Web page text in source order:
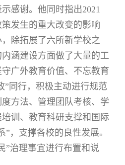
感谢。他同时指出2021
发生的重大改变的影响
，除拓展了六所新学校之
涵建设方面做了大量的工
广外教育价值、不忘教育
”同行，积极主动进行规范
方法、管理团队考核、学
训、教育科研支撑和国际
”，支撑各校的良性发展。
”治理事宜进行布置和说